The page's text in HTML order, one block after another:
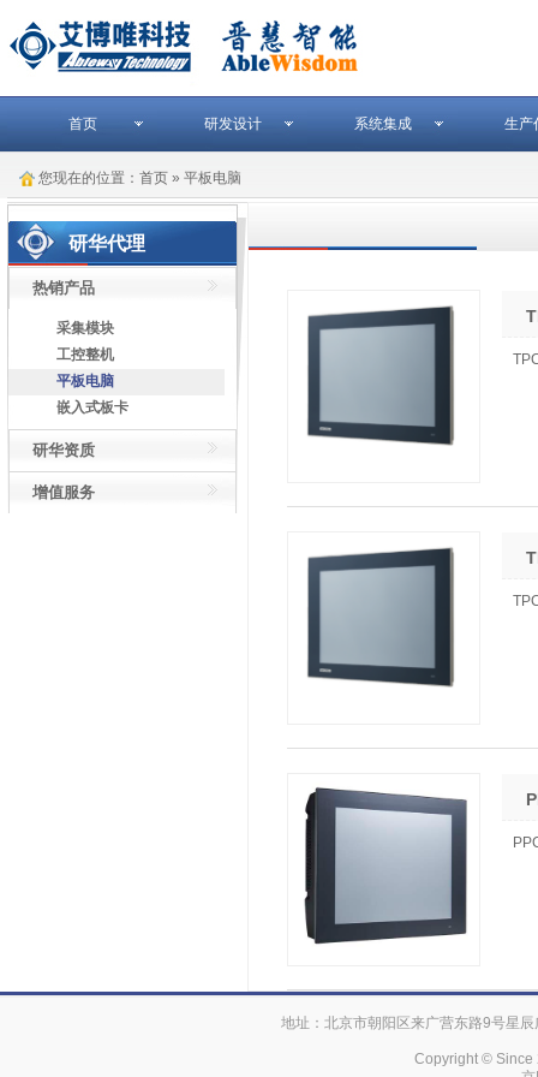
首页 研发设计 系统集成 生产
您现在的位置： 首页 » 平板电脑
研华代理
热销产品
采集模块
工控整机
平板电脑
嵌入式板卡
研华资质
增值服务
地址：北京市朝阳区来广营东路9号星
Copyright © Since